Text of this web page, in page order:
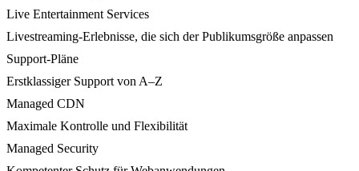
Live Entertainment Services
Livestreaming-Erlebnisse, die sich der Publikumsgröße anpassen
Support-Pläne
Erstklassiger Support von A–Z
Managed CDN
Maximale Kontrolle und Flexibilität
Managed Security